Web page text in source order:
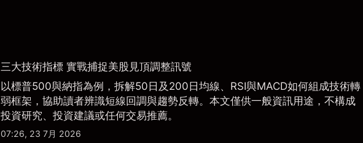
三大技術指標 實戰捕捉美股見頂調整訊號
以標普500與納指為例，拆解50日及200日均線、RSI與MACD如何組成技術轉
弱框架，協助讀者辨識短線回調與趨勢反轉。本文僅供一般資訊用途，不構成
投資研究、投資建議或任何交易推薦。
07:26, 23 7月 2026